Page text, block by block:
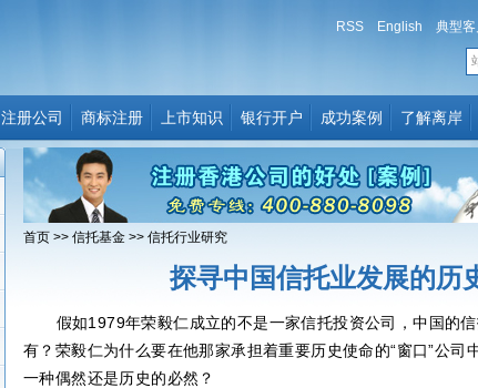
RSS English 典型客
注册公司 商标注册 上市知识 银行开户 成功案例 了解离岸
首页 >> 信托基金 >> 信托行业研究
探寻中国信托业发展的历
假如1979年荣毅仁成立的不是一家信托投资公司，中国的
有？荣毅仁为什么要在他那家承担着重要历史使命的“窗口”公司
一种偶然还是历史的必然？